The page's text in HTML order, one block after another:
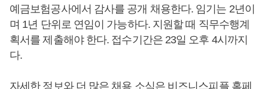
예금보험공사에서 감사를 공개 채용한다. 임기는 2년이
며 1년 단위로 연임이 가능하다. 지원할 때 직무수행계
획서를 제출해야 한다. 접수기간은 23일 오후 4시까지
다.
자세한 정보와 더 많은 채용 소식은 비즈니스피플 홈페